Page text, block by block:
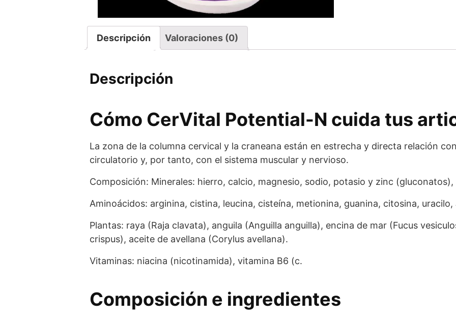
Descripción Valoraciones (0)
Descripción
Cómo CerVital Potential-N cuida tus
La zona de la columna cervical y la craneana están en estrecha y directa relación
circulatorio y, por tanto, con el sistema muscular y nervioso.
Composición: Minerales: hierro, calcio, magnesio, sodio, potasio y zinc
Aminoácidos: arginina, cistina, leucina, cisteína, metionina, guanina, citosina, uracilo,
Plantas: raya (Raja clavata), anguila (Anguilla anguilla), encina de mar (Fucus
crispus), aceite de avellana (Corylus avellana).
Vitaminas: niacina (nicotinamida), vitamina B6 (c.
Composición e ingredientes